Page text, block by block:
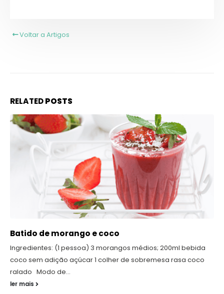
Voltar a Artigos
RELATEDPOSTS
Batido de morango e coco
Ingredientes: (1 pessoa) 3 morangos médios; 200ml bebida
coco sem adição açúcar 1 colher de sobremesa rasa coco
ralado Modo de...
ler mais